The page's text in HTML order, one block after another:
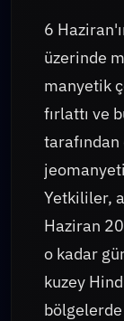
6
üzerinde
manyetik
fırlattı ve
tarafından
Yetkililer,
Haziran
o kadar
kuzey